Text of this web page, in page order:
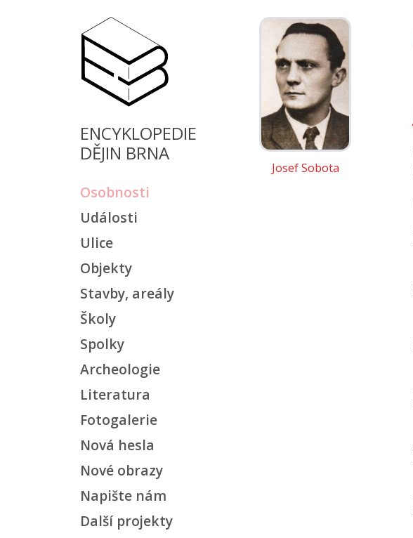
ENCYKLOPEDIE
DĚJIN BRNA
Osobnosti
Události
Ulice
Objekty
Stavby, areály
Školy
Spolky
Archeologie
Literatura
Fotogalerie
Nová hesla
Nové obrazy
Napište nám
Další projekty
Josef Sobota